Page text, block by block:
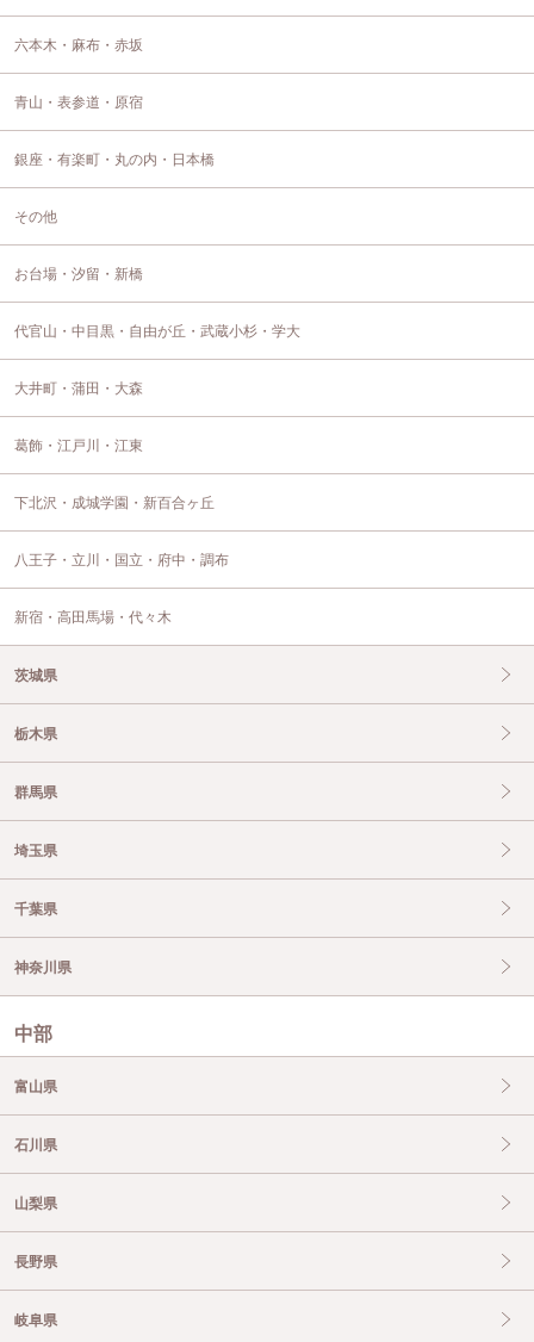
六本木・麻布・赤坂
青山・表参道・原宿
銀座・有楽町・丸の内・日本橋
その他
お台場・汐留・新橋
代官山・中目黒・自由が丘・武蔵小杉・学大
大井町・蒲田・大森
葛飾・江戸川・江東
下北沢・成城学園・新百合ヶ丘
八王子・立川・国立・府中・調布
新宿・高田馬場・代々木
茨城県
栃木県
群馬県
埼玉県
千葉県
神奈川県
中部
富山県
石川県
山梨県
長野県
岐阜県